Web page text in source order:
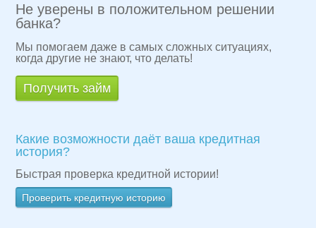
Не уверены в положительном решении
банка?
Мы помогаем даже в самых сложных ситуациях,
когда другие не знают, что делать!
Получить займ
Какие возможности даёт ваша кредитная
история?
Быстрая проверка кредитной истории!
Проверить кредитную историю